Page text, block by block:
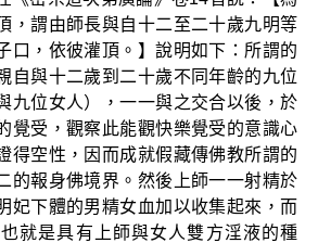
，謂由師長與自十二至二十歲九明等
口，依彼灌頂。】說明如下：所謂的
自與十二歲到二十歲不同年齡的九位
九位女人），一一與之交合以後，於
覺受，觀察此能觀快樂覺受的意識心
得空性，因而成就假藏傳佛教所謂的
的報身佛境界。然後上師一一射精於
妃下體的男精女血加以收集起來，而
就是具有上師與女人雙方淫液的種